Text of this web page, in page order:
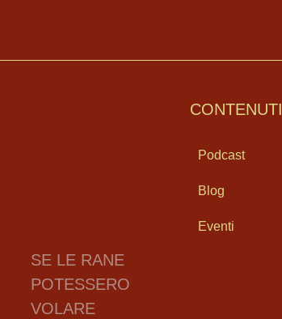
SE LE RANE
POTESSERO
VOLARE
CONTENUTI
Podcast
Blog
Eventi